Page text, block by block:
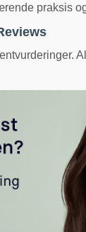
praksis